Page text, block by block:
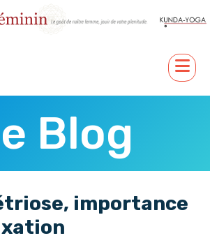
Blog
importance